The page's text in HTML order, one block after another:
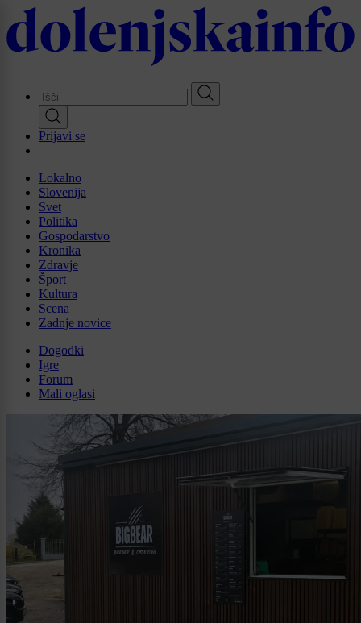
Skip
to
main
Prijavi se
Lokalno
Slovenija
Svet
Politika
Gospodarstvo
Kronika
Zdravje
Šport
Kultura
Scena
Zadnje novice
Dogodki
Igre
Forum
Mali oglasi